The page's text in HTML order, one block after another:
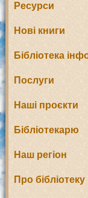
Ресурси
Нові книги
Бібліотека
Послуги
Наші проєкти
Бібліотекарю
Наш регіон
Про бібліотеку